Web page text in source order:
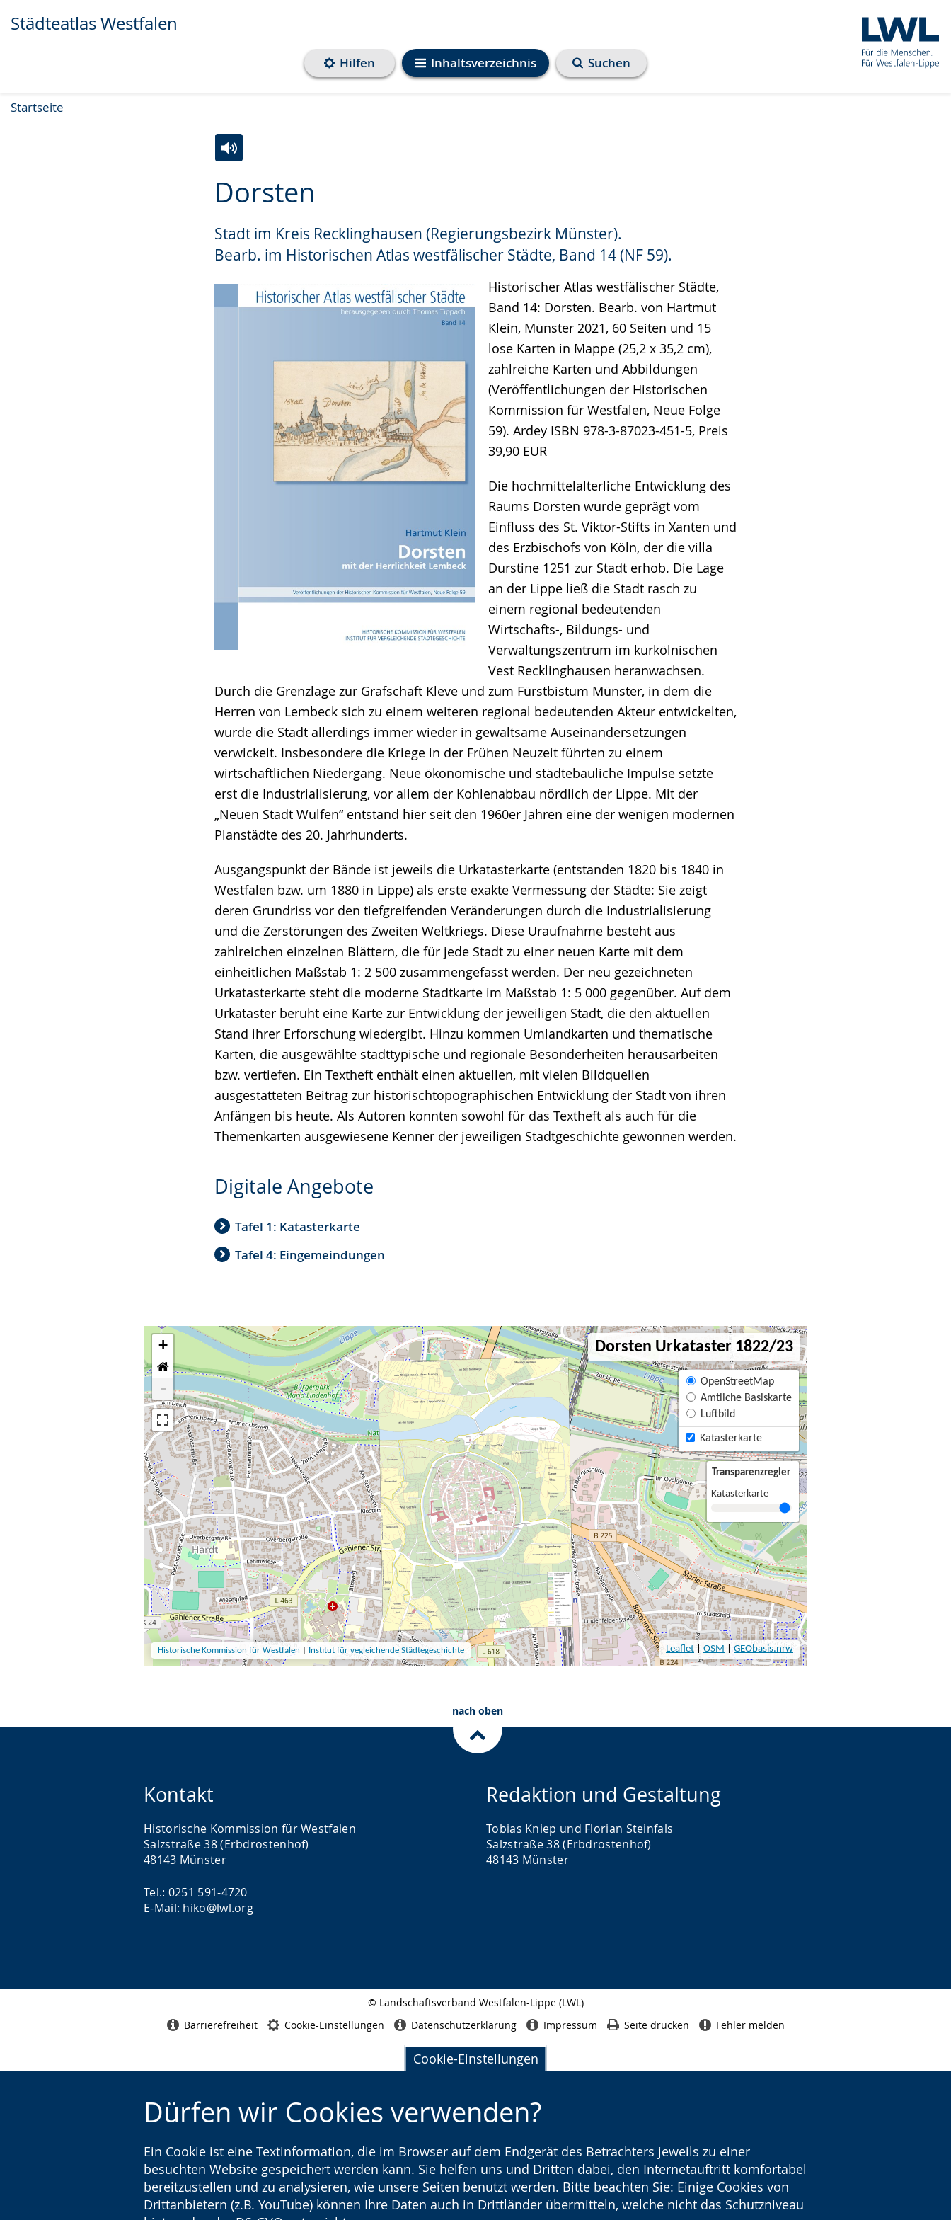
Transkript anzeigen
Abspielen
Pausieren
Städteatlas Westfalen
Inhaltsverzeichnis
Hilfen Suchen
Cookie-Einstellungen
Dürfen wir Cookies verwenden?
Ein Cookie ist eine Textinformation, die im Browser auf dem Endgerät des Betrachters jeweils zu einer
besuchten Website gespeichert werden kann. Sie helfen uns und Dritten dabei, den Internetauftritt komfortabel
bereitzustellen und zu analysieren, wie unsere Seiten benutzt werden. Bitte beachten Sie: Einige Cookies von
Drittanbietern (z.B. YouTube) können Ihre Daten auch in Drittländer übermitteln, welche nicht das Schutzniveau
Startseite
Dorsten
Stadt im Kreis Recklinghausen (Regierungsbezirk Münster).
Bearb. im Historischen Atlas westfälischer Städte, Band 14 (NF 59).
Historischer Atlas westfälischer Städte,
Band 14: Dorsten. Bearb. von Hartmut
Klein, Münster 2021, 60 Seiten und 15
lose Karten in Mappe (25,2 x 35,2 cm),
zahlreiche Karten und Abbildungen
(Veröffentlichungen der Historischen
Kommission für Westfalen, Neue Folge
59). Ardey ISBN 978-3-87023-451-5, Preis
39,90 EUR
Die hochmittelalterliche Entwicklung des
Raums Dorsten wurde geprägt vom
Einfluss des St. Viktor-Stifts in Xanten und
des Erzbischofs von Köln, der die villa
Durstine 1251 zur Stadt erhob. Die Lage
an der Lippe ließ die Stadt rasch zu
einem regional bedeutenden
Wirtschafts-, Bildungs- und
Verwaltungszentrum im kurkölnischen
Vest Recklinghausen heranwachsen.
Durch die Grenzlage zur Grafschaft Kleve und zum Fürstbistum Münster, in dem die
Herren von Lembeck sich zu einem weiteren regional bedeutenden Akteur entwickelten,
wurde die Stadt allerdings immer wieder in gewaltsame Auseinandersetzungen
verwickelt. Insbesondere die Kriege in der Frühen Neuzeit führten zu einem
wirtschaftlichen Niedergang. Neue ökonomische und städtebauliche Impulse setzte
erst die Industrialisierung, vor allem der Kohlenabbau nördlich der Lippe. Mit der
„Neuen Stadt Wulfen“ entstand hier seit den 1960er Jahren eine der wenigen modernen
Planstädte des 20. Jahrhunderts.
Ausgangspunkt der Bände ist jeweils die Urkatasterkarte (entstanden 1820 bis 1840 in
Westfalen bzw. um 1880 in Lippe) als erste exakte Vermessung der Städte: Sie zeigt
deren Grundriss vor den tiefgreifenden Veränderungen durch die Industrialisierung
und die Zerstörungen des Zweiten Weltkriegs. Diese Uraufnahme besteht aus
zahlreichen einzelnen Blättern, die für jede Stadt zu einer neuen Karte mit dem
einheitlichen Maßstab 1: 2 500 zusammengefasst werden. Der neu gezeichneten
Urkatasterkarte steht die moderne Stadtkarte im Maßstab 1: 5 000 gegenüber. Auf dem
Urkataster beruht eine Karte zur Entwicklung der jeweiligen Stadt, die den aktuellen
Stand ihrer Erforschung wiedergibt. Hinzu kommen Umlandkarten und thematische
Karten, die ausgewählte stadttypische und regionale Besonderheiten herausarbeiten
bzw. vertiefen. Ein Textheft enthält einen aktuellen, mit vielen Bildquellen
ausgestatteten Beitrag zur historischtopographischen Entwicklung der Stadt von ihren
Anfängen bis heute. Als Autoren konnten sowohl für das Textheft als auch für die
Themenkarten ausgewiesene Kenner der jeweiligen Stadtgeschichte gewonnen werden.
Digitale Angebote
Tafel 1: Katasterkarte
Tafel 4: Eingemeindungen
Leichten
wechseln.
Audio-
Video
Deutscher
Gebärdensprache
angezeigt.
nach oben
Kontakt
Historische Kommission für Westfalen
Salzstraße 38 (Erbdrostenhof)
48143 Münster
Tel.: 0251 591-4720
E-Mail: hiko@lwl.org
Redaktion und Gestaltung
Tobias Kniep und Florian Steinfals
Salzstraße 38 (Erbdrostenhof)
48143 Münster
© Landschaftsverband Westfalen-Lippe (LWL)
Barrierefreiheit Cookie-Einstellungen Datenschutzerklärung Impressum Seite drucken Fehler melden